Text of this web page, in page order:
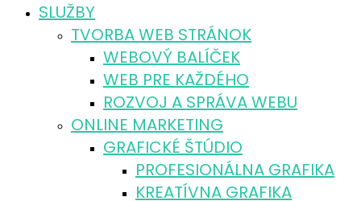
SLUŽBY
TVORBA WEB STRÁNOK
WEBOVÝ BALÍČEK
WEB PRE KAŽDÉHO
ROZVOJ A SPRÁVA WEBU
ONLINE MARKETING
GRAFICKÉ ŠTÚDIO
PROFESIONÁLNA GRAFIKA
KREATÍVNA GRAFIKA